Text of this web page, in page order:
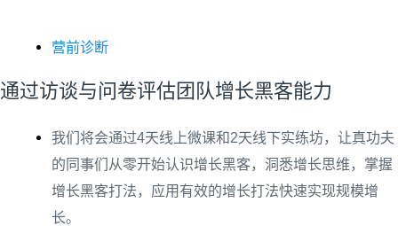
营前诊断
通过访谈与问卷评估团队增长黑客能力
我们将会通过4天线上微课和2天线下实练坊，让真功夫
的同事们从零开始认识增长黑客，洞悉增长思维，掌握
增长黑客打法，应用有效的增长打法快速实现规模增
长。